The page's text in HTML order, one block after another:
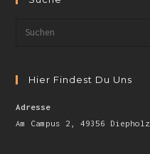
Hier Findest Du Uns
Adresse
Am Campus 2, 49356 Diepholz